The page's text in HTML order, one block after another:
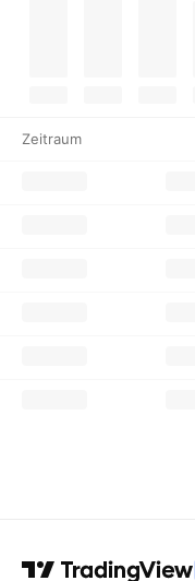
Zeitraum